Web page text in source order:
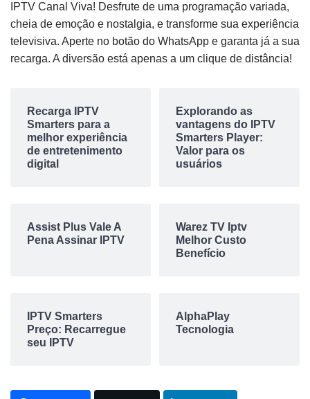
IPTV Canal Viva! Desfrute de uma programação variada,
cheia de emoção e nostalgia, e transforme sua experiência
televisiva. Aperte no botão do WhatsApp e garanta já a sua
recarga. A diversão está apenas a um clique de distância!
Recarga IPTV
Smarters para a
melhor experiência
de entretenimento
digital
Explorando as
vantagens do IPTV
Smarters Player:
Valor para os
usuários
Assist Plus Vale A
Pena Assinar IPTV
Warez TV Iptv
Melhor Custo
Benefício
IPTV Smarters
Preço: Recarregue
seu IPTV
AlphaPlay
Tecnologia